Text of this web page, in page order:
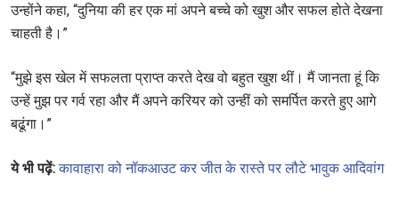
उन्होंने कहा, “दुनिया की हर एक मां अपने बच्चे को खुश और सफल होते देखना
चाहती है।”
“मुझे इस खेल में सफलता प्राप्त करते देख वो बहुत खुश थीं। मैं जानता हूं कि
उन्हें मुझ पर गर्व रहा और मैं अपने करियर को उन्हीं को समर्पित करते हुए आगे
बढूंगा।”
ये भी पढ़ें: कावाहारा को नॉकआउट कर जीत के रास्ते पर लौटे भावुक आदिवांग
हाइलाइट्स देखें
By submitting this form, you are agreeing to our
collection, use and disclosure of your information
under our
. You may unsubscribe from